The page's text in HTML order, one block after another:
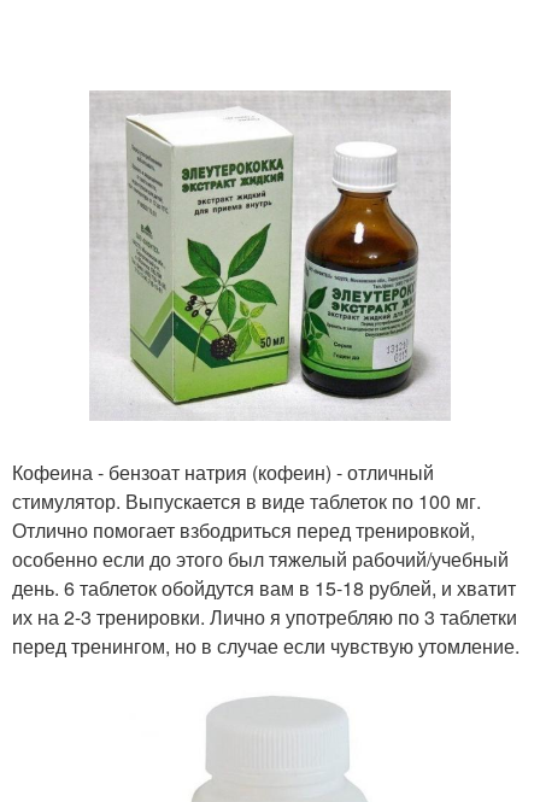
Кофеина - бензоат натрия (кофеин) - отличный
стимулятор. Выпускается в виде таблеток по 100 мг.
Отлично помогает взбодриться перед тренировкой,
особенно если до этого был тяжелый рабочий/учебный
день. 6 таблеток обойдутся вам в 15-18 рублей, и хватит
их на 2-3 тренировки. Лично я употребляю по 3 таблетки
перед тренингом, но в случае если чувствую утомление.